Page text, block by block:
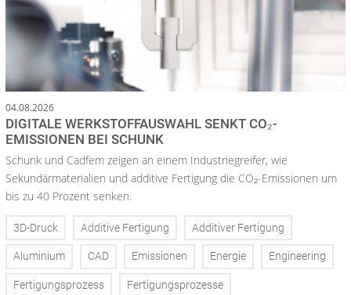
04.08.2026
DIGITALE WERKSTOFFAUSWAHL SENKT CO₂-
EMISSIONEN BEI SCHUNK
Schunk und Cadfem zeigen an einem Industriegreifer, wie
Sekundärmaterialien und additive Fertigung die CO₂-Emissionen um
bis zu 40 Prozent senken.
3D-Druck Additive Fertigung Additiver Fertigung
Aluminium CAD Emissionen Energie Engineering
Fertigungsprozess Fertigungsprozesse